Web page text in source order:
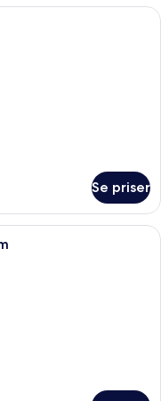
med en säng, ett
Se priser
sovrum med en säng,